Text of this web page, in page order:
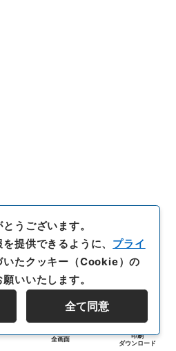
全画面
印刷
ダウンロード
うございます。
提供できるように、 プライ
いたクッキー（Cookie）の
いいたします。
全て同意